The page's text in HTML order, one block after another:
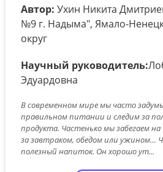
Автор: Ухин Никита
№9 г. Надыма", Ямало-
округ
Научный руководитель:
Эдуардовна
В современном мире мы часто
правильном питании и следим за
продукта. Частенько мы забегаем на
за завтраком, обедом или ужином…
полезный напиток. Он хорошо ут...